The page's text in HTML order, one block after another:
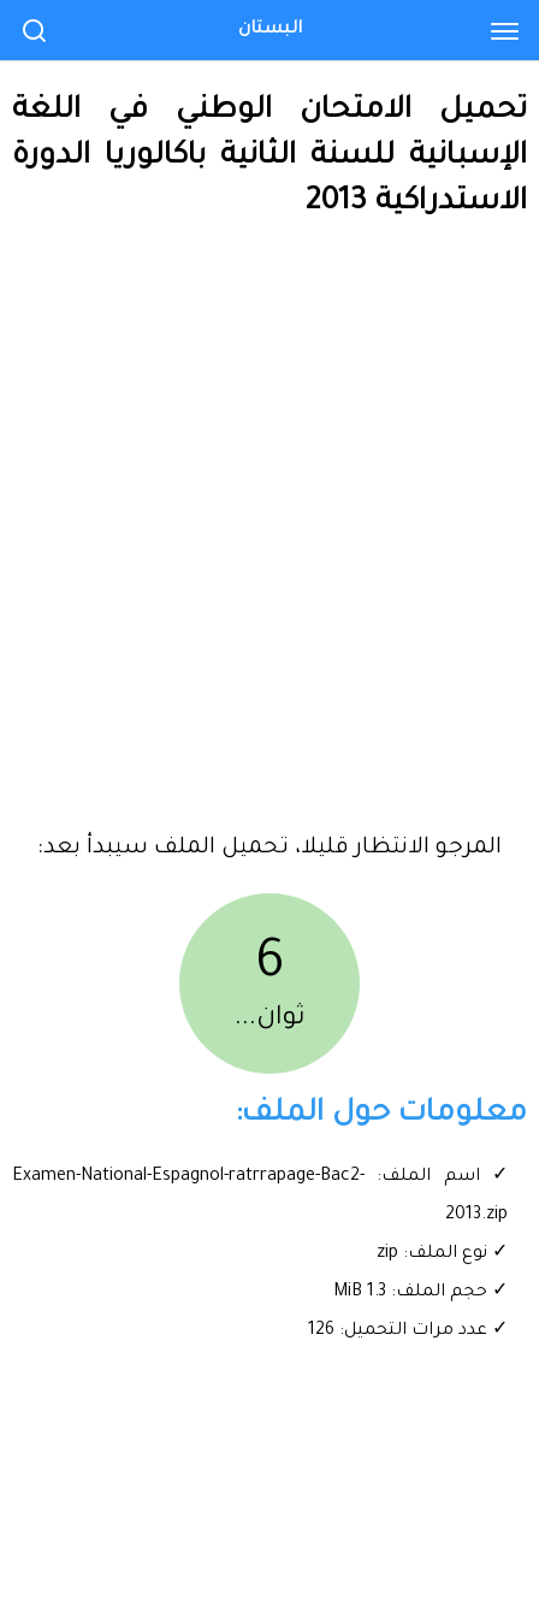
تحميل الامتحان الوطني في اللغة
الإسبانية للسنة الثانية باكالوريا الدورة
الاستدراكية 2013
المرجو الانتظار قليلا، تحميل الملف سيبدأ بعد:
6
ثوان...
معلومات حول الملف:
✓ اسم الملف: Examen-National-Espagnol-ratrrapage-Bac2-
2013.zip
✓ نوع الملف: zip
✓ حجم الملف: 1.3 MiB
✓ عدد مرات التحميل: 126
البستان